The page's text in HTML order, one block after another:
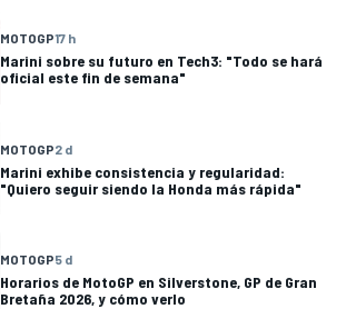
MOTOGP17 h
Marini sobre su futuro en Tech3: "Todo se hará
oficial este fin de semana"
MOTOGP2 d
Marini exhibe consistencia y regularidad:
"Quiero seguir siendo la Honda más rápida"
MOTOGP5 d
Horarios de MotoGP en Silverstone, GP de Gran
Bretaña 2026, y cómo verlo